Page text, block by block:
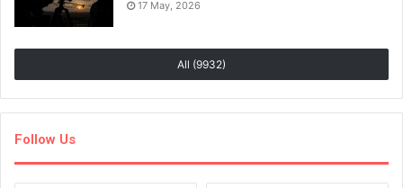
17 May, 2026
All (9932)
Follow Us